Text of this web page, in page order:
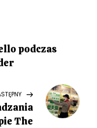
podczas
Post
The